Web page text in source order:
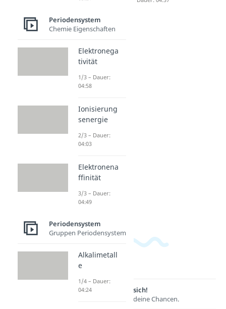
Lernen lohnt sich!
Entdecke hier deine Chancen.
Periodensystem
Chemie Eigenschaften
Elektronega
tivität
1/3 – Dauer:
04:58
Ionisierung
senergie
2/3 – Dauer:
04:03
Elektronena
ffinität
3/3 – Dauer:
04:49
Periodensystem
Gruppen Periodensystem
Alkalimetall
e
1/4 – Dauer:
04:24